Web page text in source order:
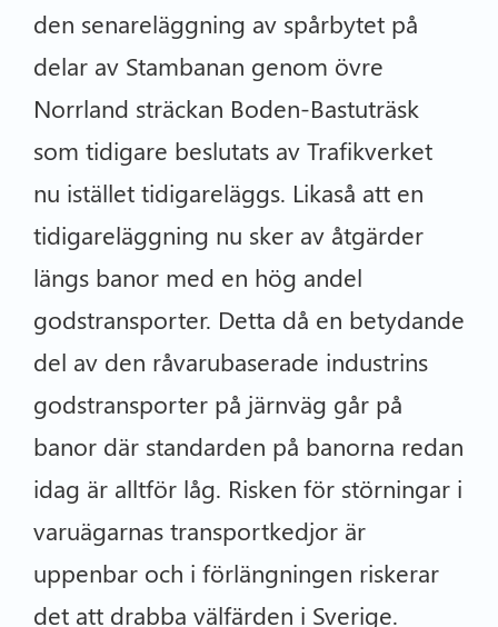
den senareläggning av spårbytet på
delar av Stambanan genom övre
Norrland sträckan Boden-Bastuträsk
som tidigare beslutats av Trafikverket
nu istället tidigareläggs. Likaså att en
tidigareläggning nu sker av åtgärder
längs banor med en hög andel
godstransporter. Detta då en betydande
del av den råvarubaserade industrins
godstransporter på järnväg går på
banor där standarden på banorna redan
idag är alltför låg. Risken för störningar i
varuägarnas transportkedjor är
uppenbar och i förlängningen riskerar
det att drabba välfärden i Sverige.